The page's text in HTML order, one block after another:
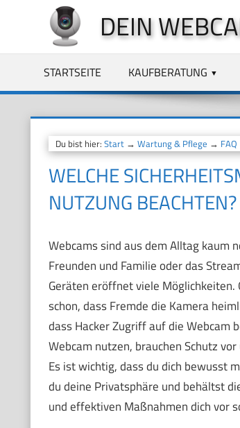
springen
DEIN
STARTSEITE KAUFBERATUNG
Du bist hier: Start→ Wartung & Pflege → FAQ
WELCHE
UTZUNG BEACHTEN?
Webcams sind aus dem Alltag kaum
Freunden und Familie oder das
Geräten eröffnet viele
schon, dass Fremde die Kamera
dass Hacker Zugriff auf die Webcam
Webcam nutzen, brauchen Schutz
Es ist wichtig, dass du dich bewusst
du deine Privatsphäre und behältst
und effektiven Maßnahmen dich vor